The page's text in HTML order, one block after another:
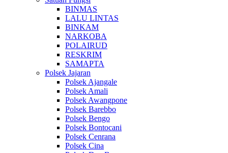
BINMAS
LALU LINTAS
BINKAM
NARKOBA
POLAIRUD
RESKRIM
SAMAPTA
Polsek Jajaran
Polsek Ajangale
Polsek Amali
Polsek Awangpone
Polsek Barebbo
Polsek Bengo
Polsek Bontocani
Polsek Cenrana
Polsek Cina